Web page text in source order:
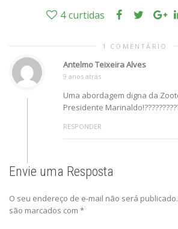
4 curtidas
1 COMENTÁRIO
Antelmo Teixeira Alves
9 anos atrás
Uma abordagem digna da
Presidente
RESPONDER
Envie uma Resposta
O seu endereço de e-mail não será publicado.
são marcados com *